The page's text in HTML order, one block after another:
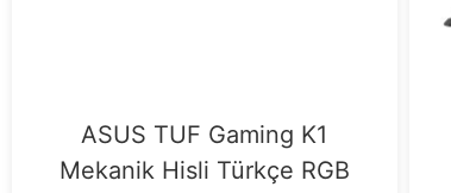
ASUS TUF Gaming K1
Mekanik Hisli Türkçe RGB